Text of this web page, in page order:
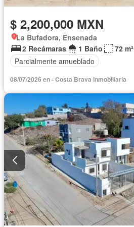
$ 2,200,000 MXN
La Bufadora, Ensenada
2 Recámaras
1 Baño
72 m²
Parcialmente amueblado
08/07/2026 en - Costa Brava Inmobiliaria